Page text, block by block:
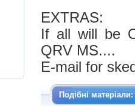
EXTRAS:
If all will be
QRV MS....
E-mail for
Подібні матеріали: